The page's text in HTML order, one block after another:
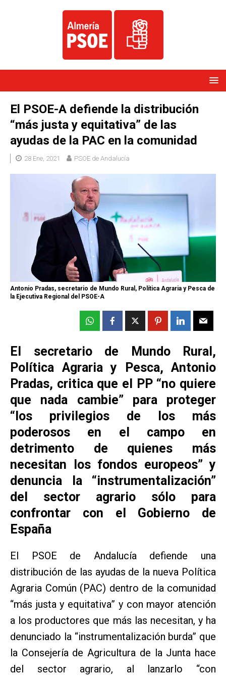
El PSOE-A defiende la distribución
“más justa y equitativa” de las
ayudas de la PAC en la comunidad
28 Ene, 2021 PSOE de Andalucía
Antonio Pradas, secretario de Mundo Rural, Política Agraria y Pesca de
la Ejecutiva Regional del PSOE-A
El secretario de Mundo Rural,
Política Agraria y Pesca, Antonio
Pradas, critica que el PP “no quiere
que nada cambie” para proteger
“los privilegios de los más
poderosos en el campo en
detrimento de quienes más
necesitan los fondos europeos” y
denuncia la “instrumentalización”
del sector agrario sólo para
confrontar con el Gobierno de
España
El PSOE de Andalucía defiende una
distribución de las ayudas de la nueva Política
Agraria Común (PAC) dentro de la comunidad
“más justa y equitativa” y con mayor atención
a los productores que más las necesitan, y ha
denunciado la “instrumentalización burda” que
la Consejería de Agricultura de la Junta hace
del sector agrario, al lanzarlo “con